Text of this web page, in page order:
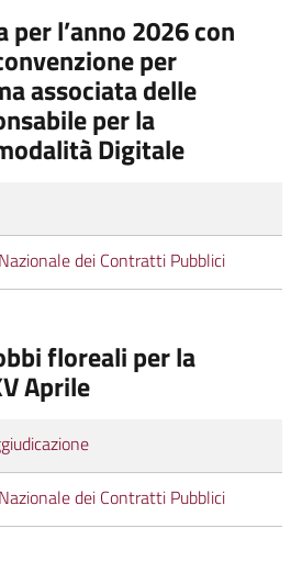
per l’anno 2026 con
per
associata delle
per la
Digitale
dei Contratti Pubblici
floreali per la
Aprile
dei Contratti Pubblici